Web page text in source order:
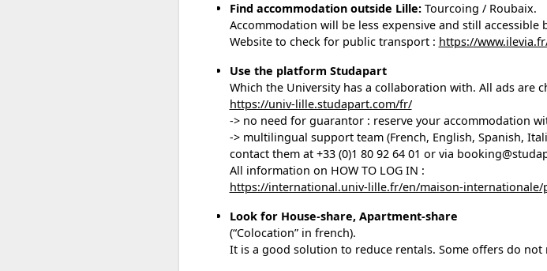
Find accommodation outside Lille:Tourcoing / Roubaix.
Accommodation will be less expensive and still accessible
Website to check for public transport : https://
Use the platform Studapart
Which the University has a collaboration with. All ads are
https://univ-lille.studapart.com/fr/
-> no need for guarantor : reserve your accommodation
-> multilingual support team (French, English, Spanish,
contact them at +33 (0)1 80 92 64 01 or via
All information on HOW TO LOG IN :
https://international.univ-lille.fr/en/maison-
Look for House-share, Apartment-share
(“Colocation” in french).
It is a good solution to reduce rentals. Some offers do